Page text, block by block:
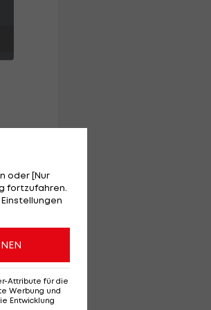
oder [Nur
fortzufahren.
Attribute für die
Werbung und
Entwicklung